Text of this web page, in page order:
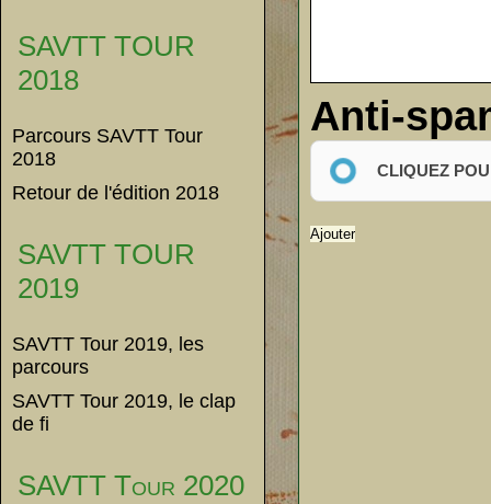
SAVTT TOUR
2018
Parcours SAVTT Tour
2018
Retour de l'édition 2018
SAVTT TOUR
2019
SAVTT Tour 2019, les
parcours
SAVTT Tour 2019, le clap
de fi
SAVTT Tour 2020
Anti-
CLIQUEZ